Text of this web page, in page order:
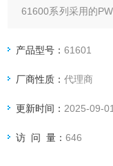
61600系列采用的
达6倍的峰值电流，
产品型号：61601
厂商性质：代理商
更新时间： 2025-09-01
访 问 量：646